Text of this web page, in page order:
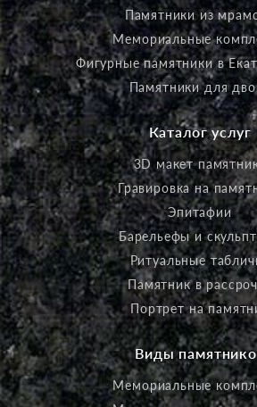
Памятники из
Мемориальные
Фигурные памятники в
Памятники для
Каталог услуг
3D макет
Гравировка на
Эпитафии
Барельефы и
Ритуальные
Памятник в
Портрет на
Виды
Мемориальные